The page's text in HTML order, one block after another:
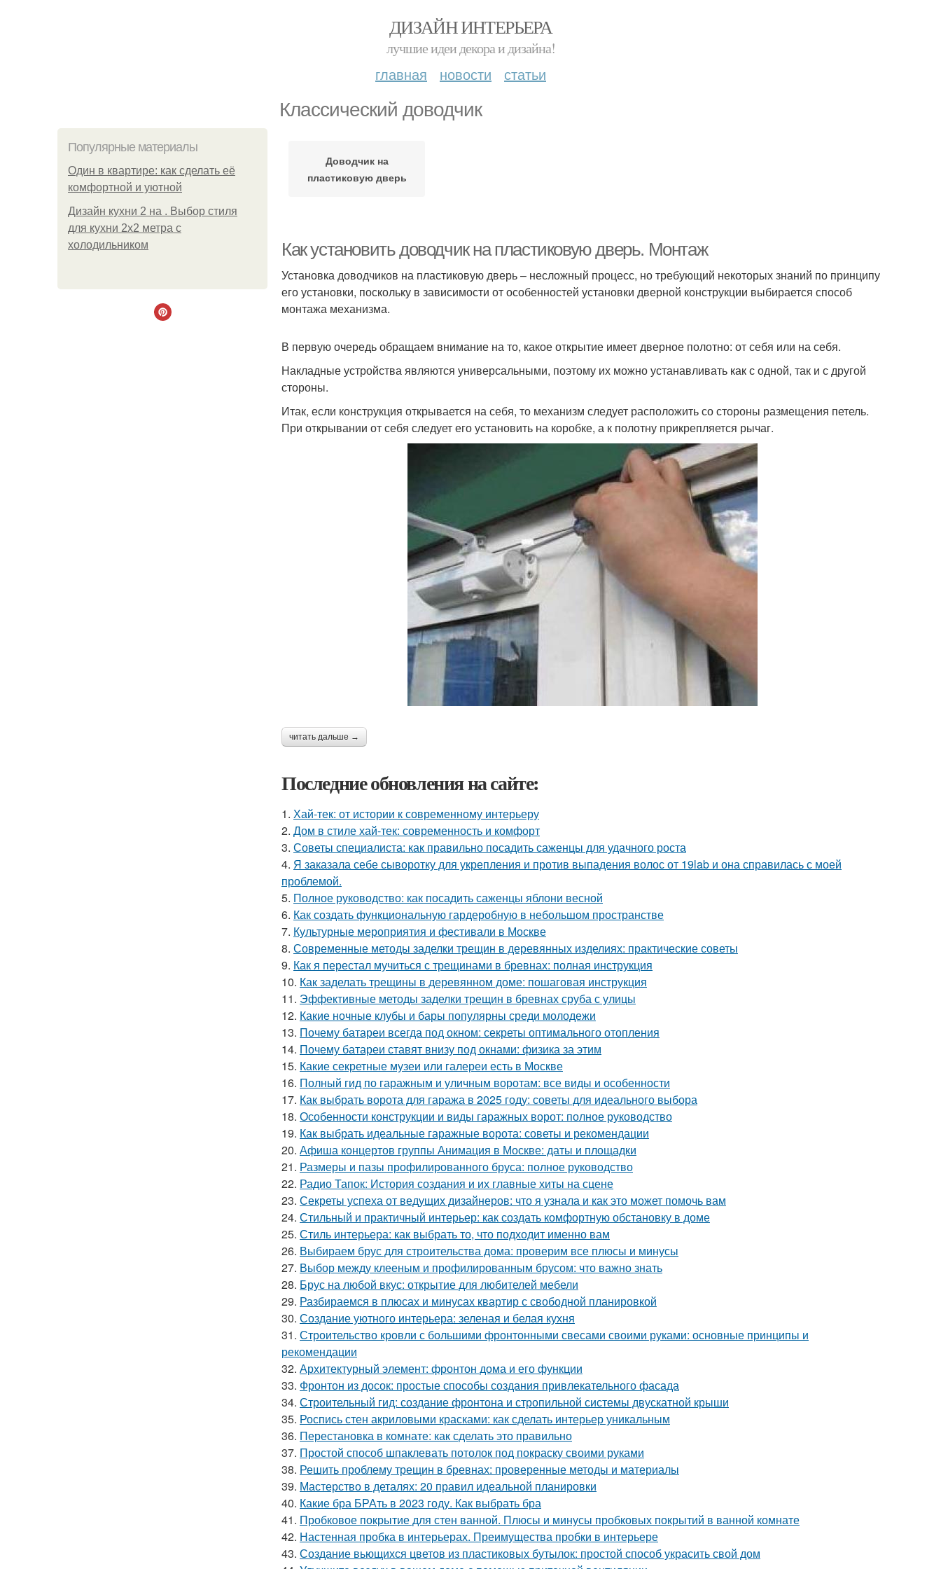
ДИЗАЙН ИНТЕРЬЕРА
лучшие идеи декора и дизайна!
главная новости статьи
Классический доводчик
Популярные материалы
Один в квартире: как сделать её
комфортной и уютной
Дизайн кухни 2 на . Выбор стиля
для кухни 2х2 метра с
холодильником
Доводчик на
пластиковую дверь
Как установить доводчик на пластиковую дверь. Монтаж
Установка доводчиков на пластиковую дверь – несложный процесс, но требующий некоторых знаний по принципу
его установки, поскольку в зависимости от особенностей установки дверной конструкции выбирается способ
монтажа механизма.
В первую очередь обращаем внимание на то, какое открытие имеет дверное полотно: от себя или на себя.
Накладные устройства являются универсальными, поэтому их можно устанавливать как с одной, так и с другой
стороны.
Итак, если конструкция открывается на себя, то механизм следует расположить со стороны размещения петель.
При открывании от себя следует его установить на коробке, а к полотну прикрепляется рычаг.
читать дальше →
Последние обновления на сайте:
1. Хай-тек: от истории к современному интерьеру
2. Дом в стиле хай-тек: современность и комфорт
3. Советы специалиста: как правильно посадить саженцы для удачного роста
4. Я заказала себе сыворотку для укрепления и против выпадения волос от 19lab и она справилась с моей
проблемой.
5. Полное руководство: как посадить саженцы яблони весной
6. Как создать функциональную гардеробную в небольшом пространстве
7. Культурные мероприятия и фестивали в Москве
8. Современные методы заделки трещин в деревянных изделиях: практические советы
9. Как я перестал мучиться с трещинами в бревнах: полная инструкция
10. Как заделать трещины в деревянном доме: пошаговая инструкция
11. Эффективные методы заделки трещин в бревнах сруба с улицы
12. Какие ночные клубы и бары популярны среди молодежи
13. Почему батареи всегда под окном: секреты оптимального отопления
14. Почему батареи ставят внизу под окнами: физика за этим
15. Какие секретные музеи или галереи есть в Москве
16. Полный гид по гаражным и уличным воротам: все виды и особенности
17. Как выбрать ворота для гаража в 2025 году: советы для идеального выбора
18. Особенности конструкции и виды гаражных ворот: полное руководство
19. Как выбрать идеальные гаражные ворота: советы и рекомендации
20. Афиша концертов группы Анимация в Москве: даты и площадки
21. Размеры и пазы профилированного бруса: полное руководство
22. Радио Тапок: История создания и их главные хиты на сцене
23. Секреты успеха от ведущих дизайнеров: что я узнала и как это может помочь вам
24. Стильный и практичный интерьер: как создать комфортную обстановку в доме
25. Стиль интерьера: как выбрать то, что подходит именно вам
26. Выбираем брус для строительства дома: проверим все плюсы и минусы
27. Выбор между клееным и профилированным брусом: что важно знать
28. Брус на любой вкус: открытие для любителей мебели
29. Разбираемся в плюсах и минусах квартир с свободной планировкой
30. Создание уютного интерьера: зеленая и белая кухня
31. Строительство кровли с большими фронтонными свесами своими руками: основные принципы и
рекомендации
32. Архитектурный элемент: фронтон дома и его функции
33. Фронтон из досок: простые способы создания привлекательного фасада
34. Строительный гид: создание фронтона и стропильной системы двускатной крыши
35. Роспись стен акриловыми красками: как сделать интерьер уникальным
36. Перестановка в комнате: как сделать это правильно
37. Простой способ шпаклевать потолок под покраску своими руками
38. Решить проблему трещин в бревнах: проверенные методы и материалы
39. Мастерство в деталях: 20 правил идеальной планировки
40. Какие бра БРАть в 2023 году. Как выбрать бра
41. Пробковое покрытие для стен ванной. Плюсы и минусы пробковых покрытий в ванной комнате
42. Настенная пробка в интерьерах. Преимущества пробки в интерьере
43. Создание вьющихся цветов из пластиковых бутылок: простой способ украсить свой дом